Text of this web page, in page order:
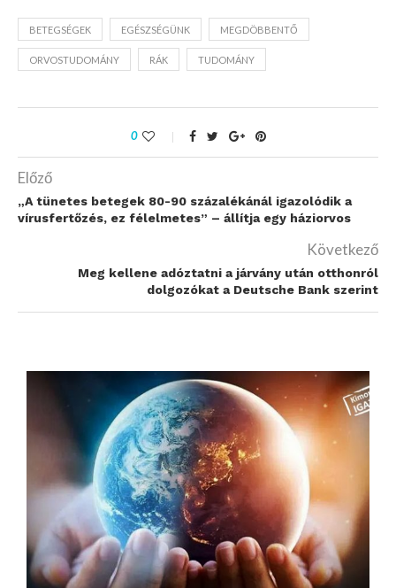
BETEGSÉGEK EGÉSZSÉGÜNK MEGDÖBBENTŐ
ORVOSTUDOMÁNY RÁK TUDOMÁNY
0
Előző
„A tünetes betegek 80-90 százalékánál igazolódik a
vírusfertőzés, ez félelmetes” – állítja egy háziorvos
Következő
Meg kellene adóztatni a járvány után otthonról
dolgozókat a Deutsche Bank szerint